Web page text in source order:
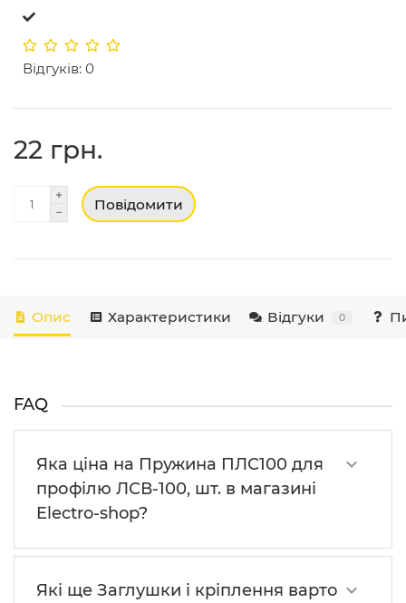
Відгуків: 0
22 грн.
Повідомити
Опис Характеристики Відгуки 0
FAQ
Яка ціна на Пружина ПЛС100 для
профілю ЛСВ-100, шт. в магазині
Electro-shop?
Які ще Заглушки і кріплення варто